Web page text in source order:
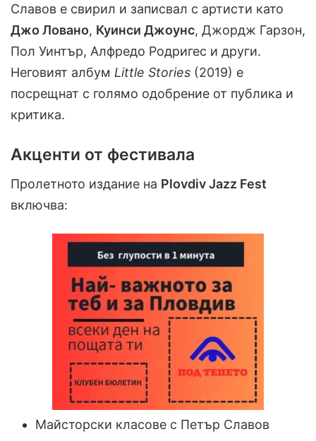
Славов е свирил и записвал с артисти като
Джо Ловано, Куинси Джоунс, Джордж Гарзон,
Пол Уинтър, Алфредо Родригес и други.
Неговият албум Little Stories (2019) е
посрещнат с голямо одобрение от публика и
критика.
Акценти от фестивала
Пролетното издание на Plovdiv Jazz Fest
включва:
Майсторски класове с Петър Славов